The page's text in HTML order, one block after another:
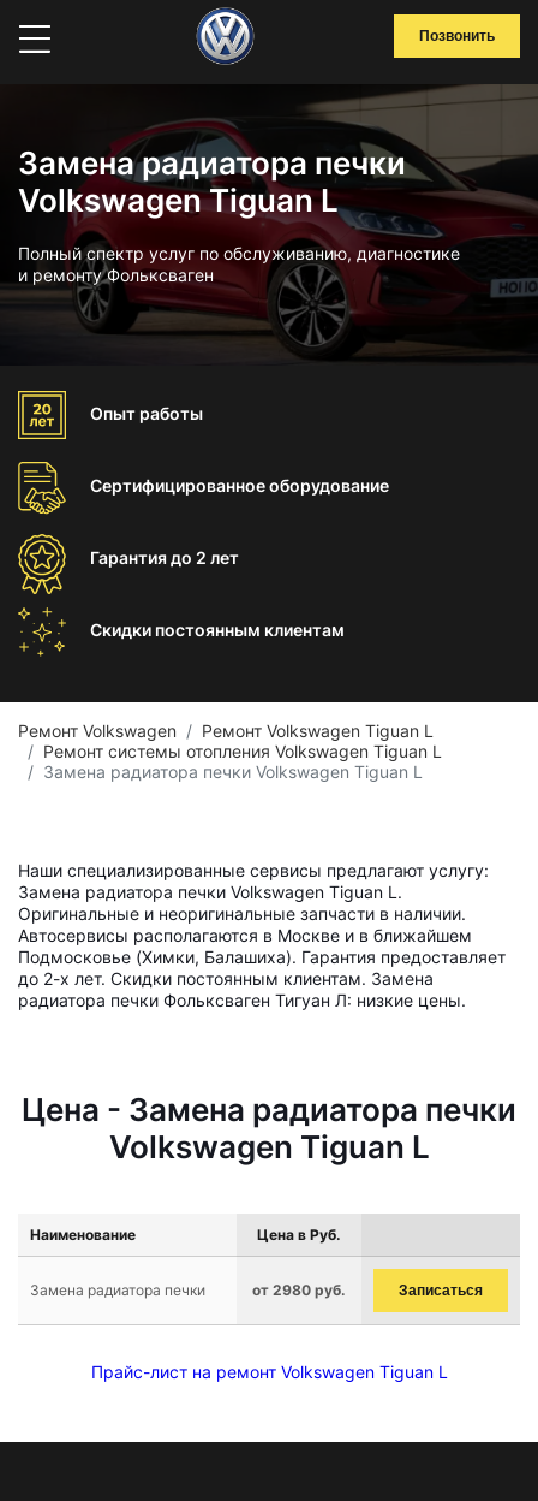
Позвонить
Замена радиатора печки
Volkswagen Tiguan L
Полный спектр услуг по обслуживанию, диагностике
и ремонту Фольксваген
Опыт работы
Сертифицированноеоборудование
Гарантиядо 2 лет
Скидки постоянным клиентам
Ремонт Volkswagen
Ремонт Volkswagen Tiguan L
Ремонт системы отопления Volkswagen Tiguan L
Замена радиатора печки Volkswagen Tiguan L
Наши специализированные сервисы предлагают услугу:
Замена радиатора печки Volkswagen Tiguan L.
Оригинальные и неоригинальные запчасти в наличии.
Автосервисы располагаются в Москве и в ближайшем
Подмосковье (Химки, Балашиха). Гарантия предоставляет
до 2-х лет. Скидки постоянным клиентам. Замена
радиатора печки Фольксваген Тигуан Л: низкие цены.
Цена - Замена радиатора печки
Volkswagen Tiguan L
Наименование Цена в Руб.
Замена радиатора печки от 2980 руб. Записаться
Прайс-лист на ремонт Volkswagen Tiguan L